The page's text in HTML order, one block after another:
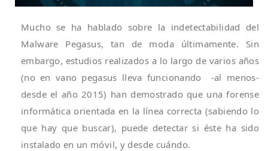
Mucho se ha hablado sobre la indetectabilidad del
Malware Pegasus, tan de moda últimamente. Sin
embargo, estudios realizados a lo largo de varios años
(no en vano pegasus lleva funcionando -al menos-
desde el año 2015) han demostrado que una forense
informática orientada en la línea correcta (sabiendo lo
que hay que buscar), puede detectar si éste ha sido
instalado en un móvil, y desde cuándo.